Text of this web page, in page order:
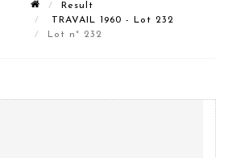
Result
TRAVAIL 1960 - Lot 232
Lot n° 232